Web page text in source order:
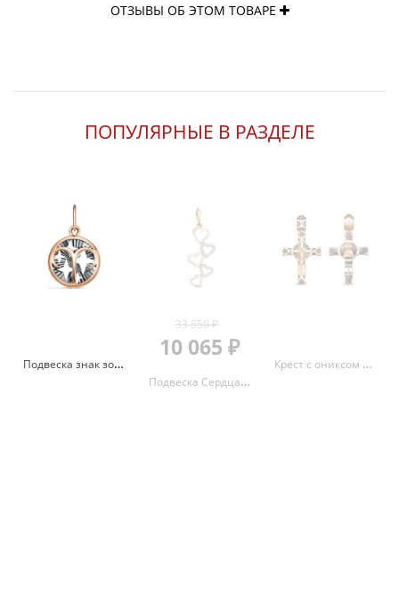
ОТЗЫВЫ ОБ ЭТОМ ТОВАРЕ
ПОПУЛЯРНЫЕ В РАЗДЕЛЕ
Подвеска знак зодиака Овен с алмазной гранью из красного золота 585 с родированием 3705710 1 2овен
33 550 ₽
10 065 ₽
Подвеска Сердца с фианитами из красного золота 585 3463207 1 1 1
Крест с ониксом и эмалью из красного золота 585 080043